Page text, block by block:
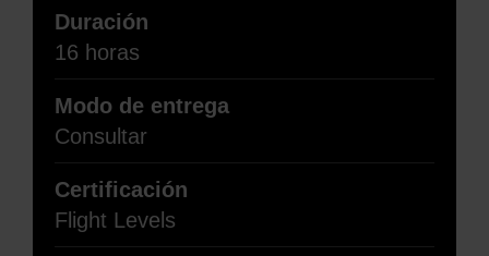
Duración
16 horas
Modo de entrega
Consultar
Certificación
Flight Levels